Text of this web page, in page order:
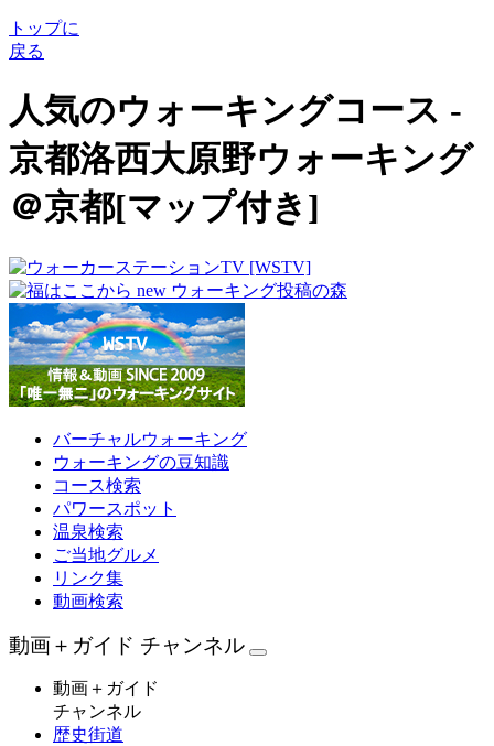
トップに
戻る
人気のウォーキングコース -
京都洛西大原野ウォーキング
＠京都[マップ付き]
バーチャルウォーキング
ウォーキングの豆知識
コース検索
パワースポット
温泉検索
ご当地グルメ
リンク集
動画検索
動画＋ガイド チャンネル
動画＋ガイド
チャンネル
歴史街道